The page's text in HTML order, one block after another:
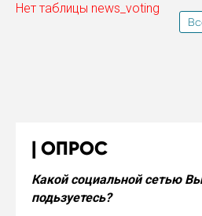
Нет таблицы news_voting
ОПРОС
Какой социальной сетью
подьзуетесь?